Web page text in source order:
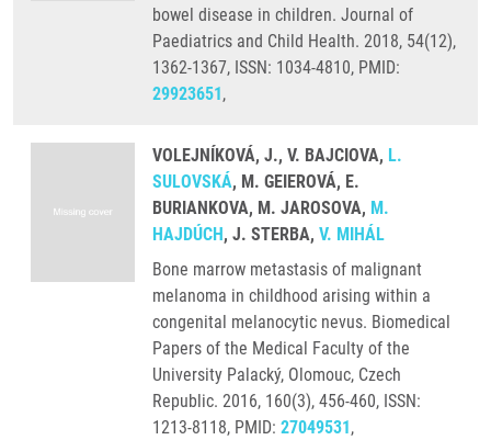
bowel disease in children. Journal of
Paediatrics and Child Health. 2018, 54(12),
1362-1367, ISSN: 1034-4810, PMID:
29923651,
VOLEJNÍKOVÁ, J., V. BAJCIOVA, L.
SULOVSKÁ, M. GEIEROVÁ, E.
BURIANKOVA, M. JAROSOVA, M.
HAJDÚCH, J. STERBA, V. MIHÁL
Bone marrow metastasis of malignant
melanoma in childhood arising within a
congenital melanocytic nevus. Biomedical
Papers of the Medical Faculty of the
University Palacký, Olomouc, Czech
Republic. 2016, 160(3), 456-460, ISSN:
1213-8118, PMID: 27049531,